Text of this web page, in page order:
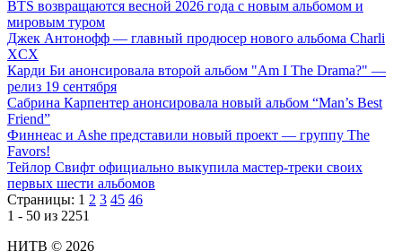
BTS возвращаются весной 2026 года с новым альбомом и
мировым туром
Джек Антонофф — главный продюсер нового альбома Charli
XCX
Карди Би анонсировала второй альбом "Am I The Drama?" —
релиз 19 сентября
Сабрина Карпентер анонсировала новый альбом “Man’s Best
Friend”
Финнеас и Ashe представили новый проект — группу The
Favors!
Тейлор Свифт официально выкупила мастер-треки своих
первых шести альбомов
Страницы: 1 2 3 45 46
1 - 50 из 2251
НИТВ © 2026